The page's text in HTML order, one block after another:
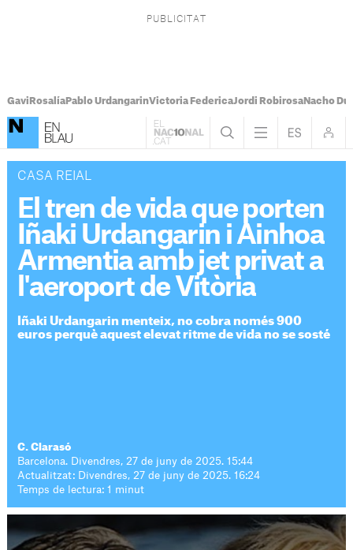
Gavi RosalíaPablo UrdangarinVictoria FedericaJordi RobirosaNacho
CASA REIAL
El tren de vida que porten
Iñaki Urdangarin i Ainhoa
Armentia amb jet privat a
l'aeroport de Vitòria
Iñaki Urdangarin menteix, no cobra només 900
euros perquè aquest elevat ritme de vida no se sosté
C. Clarasó
Barcelona. Divendres, 27 de juny de 2025. 15:44
Actualitzat: Divendres, 27 de juny de 2025. 16:24
Temps de lectura: 1 minut